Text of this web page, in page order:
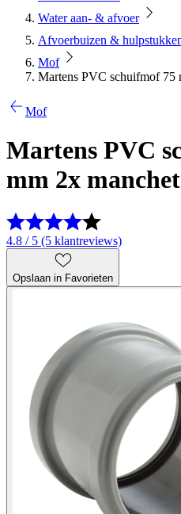
Water aan- & afvoer
Afvoerbuizen &
Mof
Martens PVC schuifmof 75
Mof
Martens PVC
mm 2x manchet
4.8 / 5 (5 klantreviews)
Opslaan in Favorieten